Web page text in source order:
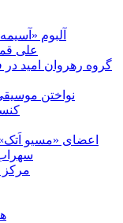
آلبوم
علی
گروه رهروان امید
نواختن
اعضای «مسیو
مرکز